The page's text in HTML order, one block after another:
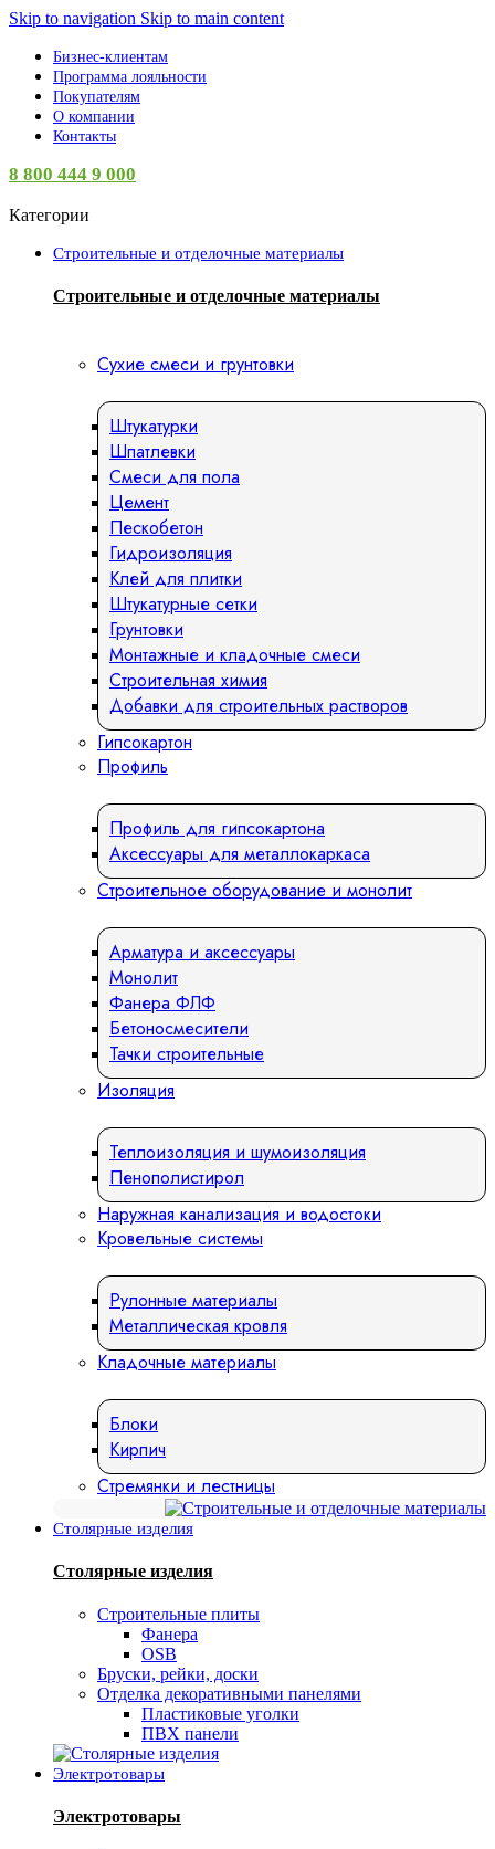
Skip to navigation Skip to main content
Бизнес-клиентам
Программа лояльности
Покупателям
О компании
Контакты
8 800 444 9 000
Категории
Строительные и отделочные материалы
Строительные и отделочные материалы
Сухие смеси и грунтовки
Штукатурки
Шпатлевки
Смеси для пола
Цемент
Пескобетон
Гидроизоляция
Клей для плитки
Штукатурные сетки
Грунтовки
Монтажные и кладочные смеси
Строительная химия
Добавки для строительных растворов
Гипсокартон
Профиль
Профиль для гипсокартона
Аксессуары для металлокаркаса
Строительное оборудование и монолит
Арматура и аксессуары
Монолит
Фанера ФЛФ
Бетоносмесители
Тачки строительные
Изоляция
Теплоизоляция и шумоизоляция
Пенополистирол
Наружная канализация и водостоки
Кровельные системы
Рулонные материалы
Металлическая кровля
Кладочные материалы
Блоки
Кирпич
Стремянки и лестницы
Столярные изделия
Столярные изделия
Строительные плиты
Фанера
OSB
Бруски, рейки, доски
Отделка декоративными панелями
Пластиковые уголки
ПВХ панели
Электротовары
Электротовары